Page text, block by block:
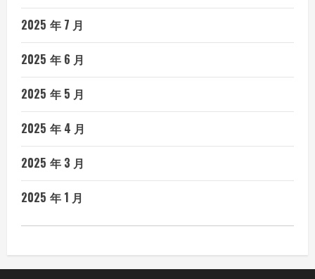
2025 年 7 月
2025 年 6 月
2025 年 5 月
2025 年 4 月
2025 年 3 月
2025 年 1 月